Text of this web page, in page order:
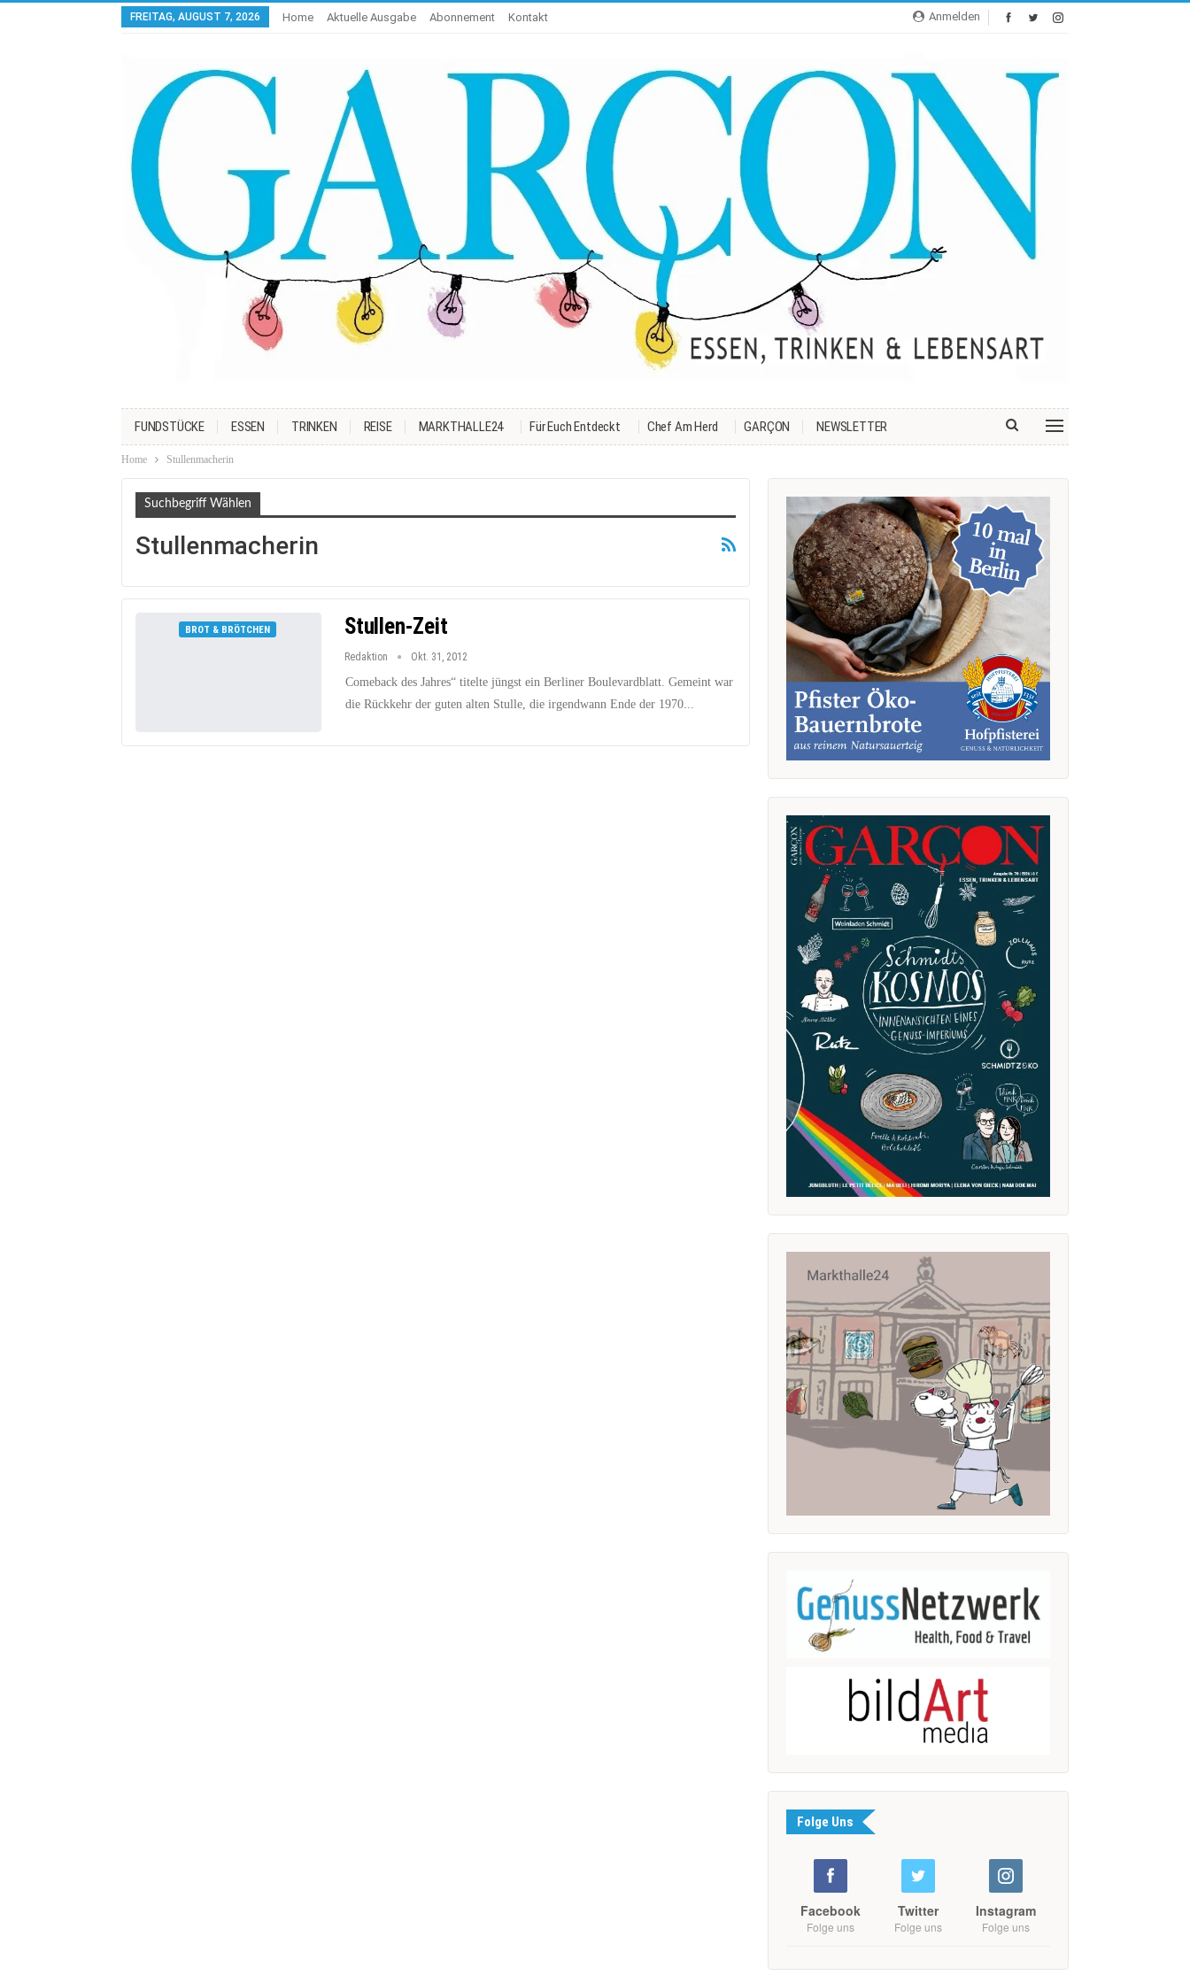
Anmelden
FREITAG, AUGUST 7, 2026 Home Aktuelle Ausgabe Abonnement Kontakt
FUNDSTÜCKE ESSEN TRINKEN REISE MARKTHALLE24 Für Euch Entdeckt Chef Am Herd GARÇON NEWSLETTER
Home Stullenmacherin
Suchbegriff Wählen
Stullenmacherin
BROT & BRÖTCHEN Stullen-Zeit
Redaktion Okt. 31, 2012
Comeback des Jahres“ titelte jüngst ein Berliner Boulevardblatt. Gemeint war
die Rückkehr der guten alten Stulle, die irgendwann Ende der 1970...
Folge Uns
Facebook
Folge uns
Twitter
Folge uns
Instagram
Folge uns